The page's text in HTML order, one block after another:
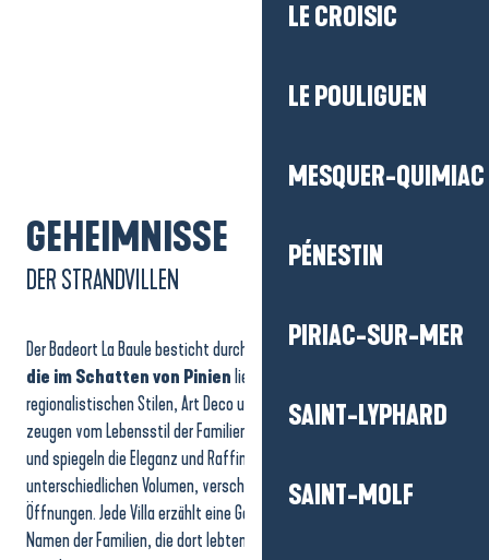
LE CROISIC
LE POULIGUEN
MESQUER-QUIMIAC
PÉNESTIN
PIRIAC-SUR-MER
SAINT-LYPHARD
SAINT-MOLF
GEHEIMNISSE
DER STRANDVILLEN
Der Badeort La Baule besticht durch
seine prächtigen Villen,
die im Schatten von Pinien liegen und eine Mischung aus
regionalistischen Stilen, Art Deco und Belle Époque darstellen. Sie
zeugen vom Lebensstil der Familien, die zum Baden ans Meer kamen,
und spiegeln die Eleganz und Raffinesse des Ferienortes wider, mit
unterschiedlichen Volumen, verschiedenen Materialien und vielen
Öffnungen. Jede Villa erzählt eine Geschichte und trägt oft den
Namen der Familien, die dort lebten. Lassen Sie sich von der 1,5-